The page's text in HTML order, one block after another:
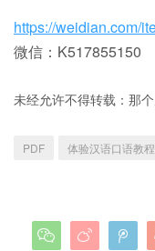
https://weidian.com/
微信：K517855150
未经允许不得转载： 那
PDF 体验汉语口语教
  